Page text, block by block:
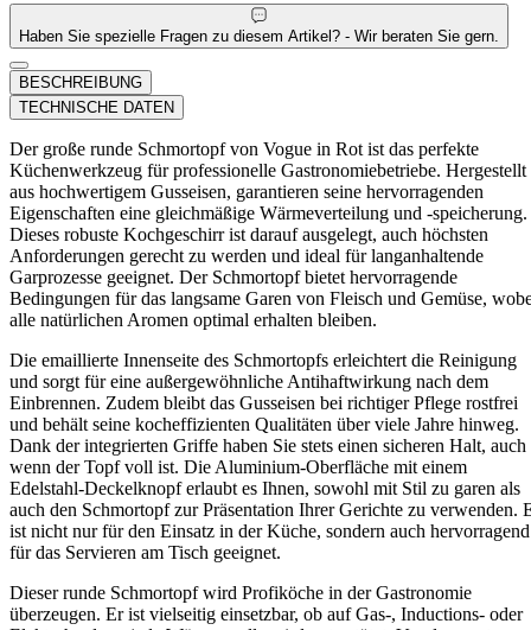
Haben Sie spezielle Fragen zu diesem Artikel? - Wir beraten Sie gern.
BESCHREIBUNG
TECHNISCHE DATEN
Der große runde Schmortopf von Vogue in Rot ist das perfekte
Küchenwerkzeug für professionelle Gastronomiebetriebe. Hergestellt
aus hochwertigem Gusseisen, garantieren seine hervorragenden
Eigenschaften eine gleichmäßige Wärmeverteilung und -speicherung.
Dieses robuste Kochgeschirr ist darauf ausgelegt, auch höchsten
Anforderungen gerecht zu werden und ideal für langanhaltende
Garprozesse geeignet. Der Schmortopf bietet hervorragende
Bedingungen für das langsame Garen von Fleisch und Gemüse,
alle natürlichen Aromen optimal erhalten bleiben.
Die emaillierte Innenseite des Schmortopfs erleichtert die Reinigung
und sorgt für eine außergewöhnliche Antihaftwirkung nach dem
Einbrennen. Zudem bleibt das Gusseisen bei richtiger Pflege rostfrei
und behält seine kocheffizienten Qualitäten über viele Jahre hinweg.
Dank der integrierten Griffe haben Sie stets einen sicheren Halt, auch
wenn der Topf voll ist. Die Aluminium-Oberfläche mit einem
Edelstahl-Deckelknopf erlaubt es Ihnen, sowohl mit Stil zu garen als
auch den Schmortopf zur Präsentation Ihrer Gerichte zu verwenden.
ist nicht nur für den Einsatz in der Küche, sondern auch hervorragend
für das Servieren am Tisch geeignet.
Dieser runde Schmortopf wird Profiköche in der Gastronomie
überzeugen. Er ist vielseitig einsetzbar, ob auf Gas-, Inductions- oder